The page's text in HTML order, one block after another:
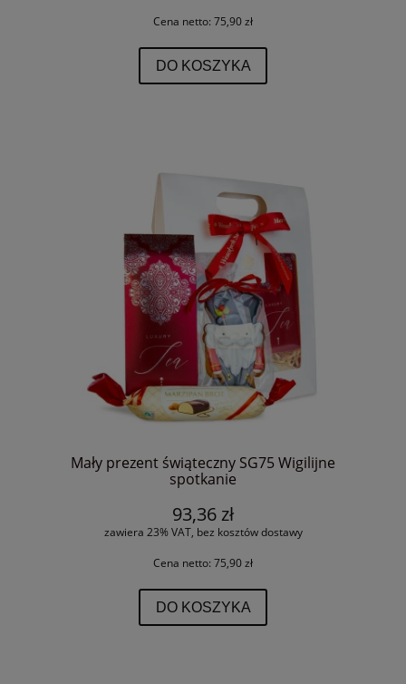
Cena netto: 75,90 zł
DO KOSZYKA
Mały prezent świąteczny SG75 Wigilijne
spotkanie
93,36 zł
zawiera 23% VAT, bez kosztów dostawy
Cena netto: 75,90 zł
DO KOSZYKA